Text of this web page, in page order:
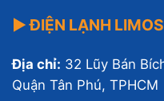
▶ ĐIỆN LẠNH
Địa chỉ: 32 Lũy Bán
Quận Tân Phú, TPHCM